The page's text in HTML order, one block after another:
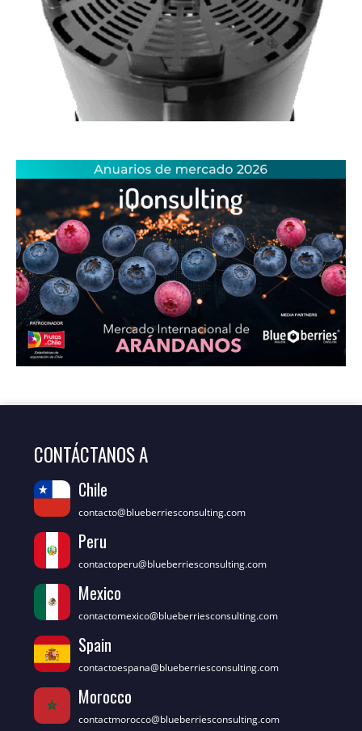
CONTÁCTANOS A
Chile
contacto@blueberriesconsulting.com
Peru
contactoperu@blueberriesconsulting.com
Mexico
contactomexico@blueberriesconsulting.com
Spain
contactoespana@blueberriesconsulting.com
Morocco
contactmorocco@blueberriesconsulting.com